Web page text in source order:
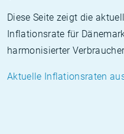
Diese Seite zeigt die
Inflationsrate für
harmonisierter
Aktuelle Inflationsraten